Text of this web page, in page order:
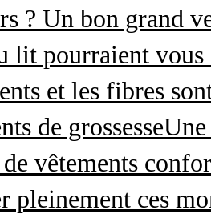
? Un bon grand
lit pourraient vous
et les fibres
de grossesseUne
vêtements
pleinement ces